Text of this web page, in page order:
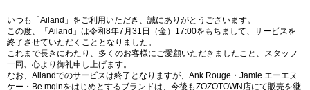
いつも「Ailand」をご利用いただき、誠にありがとうございます。
この度、「Ailand」は令和8年7月31日（金）17:00をもちまして、サービスを
終了させていただくこととなりました。
これまで長きにわたり、多くのお客様にご愛顧いただきましたこと、スタッフ
一同、心より御礼申し上げます。
なお、Ailandでのサービスは終了となりますが、Ank Rouge・Jamie エーエヌ
ケー・Be mqinをはじめとするブランドは、今後もZOZOTOWN店にて販売を継